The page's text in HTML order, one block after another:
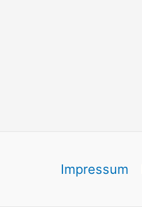
Impressum